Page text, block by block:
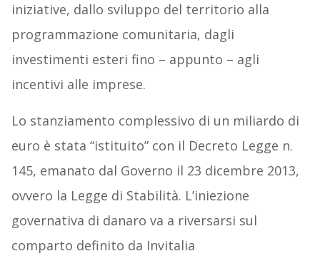
iniziative, dallo sviluppo del territorio alla
programmazione comunitaria, dagli
investimenti esteri fino – appunto – agli
incentivi alle imprese.
Lo stanziamento complessivo di un miliardo di
euro è stata “istituito” con il Decreto Legge n.
145, emanato dal Governo il 23 dicembre 2013,
ovvero la Legge di Stabilità. L’iniezione
governativa di danaro va a riversarsi sul
comparto definito da Invitalia